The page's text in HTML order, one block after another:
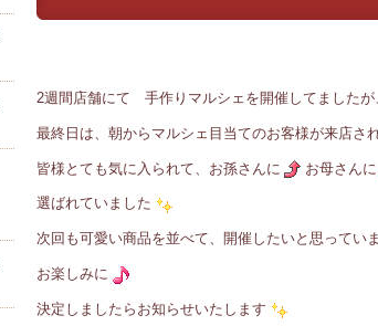
2週間店舗にて 手作りマルシェを開催してましたが
最終日は、朝からマルシェ目当てのお客様が来店さ
皆様とても気に入られて、お孫さんに お母さんに
選ばれていました
次回も可愛い商品を並べて、開催したいと思ってい
お楽しみに
決定しましたらお知らせいたします